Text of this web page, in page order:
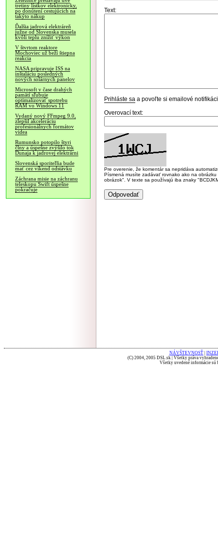
tretiny lístkov elektronicky,
po donútení cestujúcich na
takýto nákup
Ďalšia jadrová elektráreň
južne od Slovenska musela
kvôli teplu znížiť výkon
V štvrtom reaktore
Mochoviec už beží štiepna
reakcia
NASA pripravuje ISS na
inštaláciu posledných
nových solárnych panelov
Microsoft v čase drahých
pamätí sľubuje
optimalizovať spotrebu
RAM vo Windows 11
Vydaný nový FFmpeg 9.0,
zlepšil akceleráciu
profesionálnych formátov
videa
Rumunsko potopilo štyri
člny a úspešne zvýšilo tok
Dunaja k jadrovej elektrárni
Slovenská sporiteľňa bude
mať cez víkend odstávku
Záchrana misie na záchranu
teleskopu Swift úspešne
pokračuje
Text:
Prihláste sa a povoľte si emailové
Overovací text:
Pre overenie, že komentár sa nepridáva
Písmená musíte zadávať rovnako ako na
obrázok". V texte sa používajú iba znaky
NÁVŠTEVNOSŤ
(C) 2004, 2005 DSL.sk | Všetky práva
Všetky uvedené informácie sú